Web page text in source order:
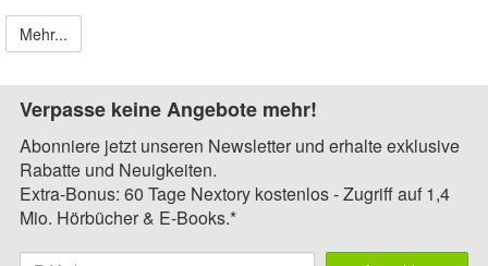
Mehr...
Verpasse keine Angebote mehr!
Abonniere jetzt unseren Newsletter und erhalte exklusive
Rabatte und Neuigkeiten.
Extra-Bonus: 60 Tage Nextory kostenlos - Zugriff auf 1,4
Mio. Hörbücher & E-Books.*